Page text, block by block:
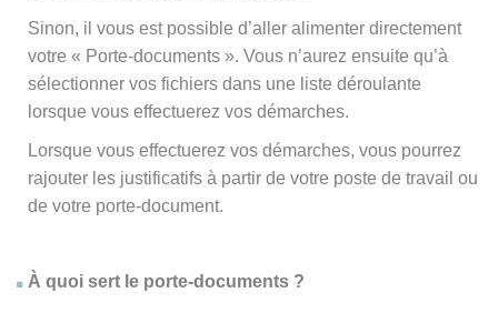
Sinon, il vous est possible d’aller alimenter directement
votre « Porte-documents ». Vous n’aurez ensuite qu’à
sélectionner vos fichiers dans une liste déroulante
lorsque vous effectuerez vos démarches.
Lorsque vous effectuerez vos démarches, vous pourrez
rajouter les justificatifs à partir de votre poste de travail ou
de votre porte-document.
À quoi sert le porte-documents ?